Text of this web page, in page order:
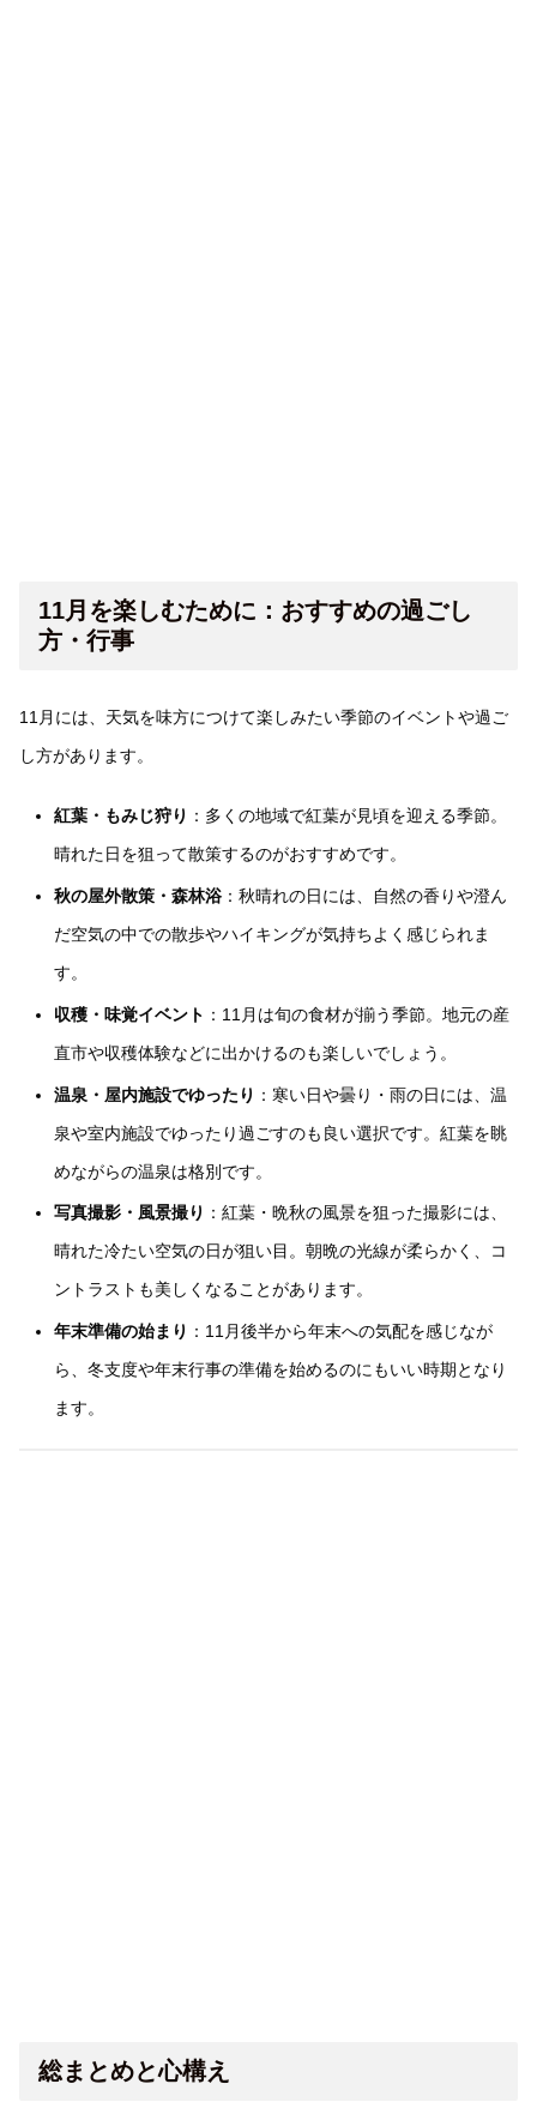
11月を楽しむために：おすすめの過ごし
方・行事
11月には、天気を味方につけて楽しみたい季節のイベントや過ご
し方があります。
紅葉・もみじ狩り ：多くの地域で紅葉が見頃を迎える季節。
晴れた日を狙って散策するのがおすすめです。
秋の屋外散策・森林浴：秋晴れの日には、自然の香りや澄ん
だ空気の中での散歩やハイキングが気持ちよく感じられま
す。
収穫・味覚イベント ：11月は旬の食材が揃う季節。地元の産
直市や収穫体験などに出かけるのも楽しいでしょう。
温泉・屋内施設でゆったり ：寒い日や曇り・雨の日には、温
泉や室内施設でゆったり過ごすのも良い選択です。紅葉を眺
めながらの温泉は格別です。
写真撮影・風景撮り ：紅葉・晩秋の風景を狙った撮影には、
晴れた冷たい空気の日が狙い目。朝晩の光線が柔らかく、コ
ントラストも美しくなることがあります。
年末準備の始まり ：11月後半から年末への気配を感じなが
ら、冬支度や年末行事の準備を始めるのにもいい時期となり
ます。
総まとめと心構え